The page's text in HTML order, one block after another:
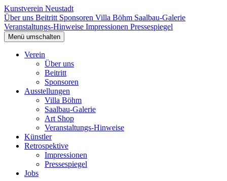
Kunstverein Neustadt
Über uns Beitritt Sponsoren Villa Böhm Saalbau-Galerie
Veranstaltungs-Hinweise Impressionen Pressespiegel
Menü umschalten
Verein
Über uns
Beitritt
Sponsoren
Ausstellungen
Villa Böhm
Saalbau-Galerie
Art Shop
Veranstaltungs-Hinweise
Künstler
Retrospektive
Impressionen
Pressespiegel
Jobs